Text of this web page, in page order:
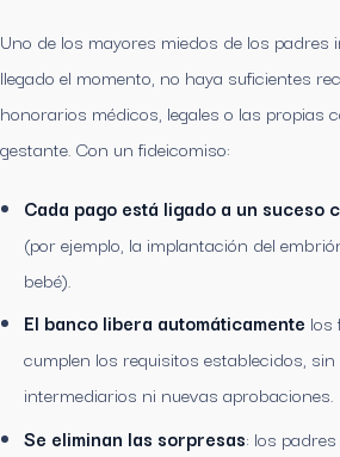
Uno de los mayores miedos de los padres
llegado el momento, no haya suficientes
honorarios médicos, legales o las propias
gestante. Con un fideicomiso:
Cada pago está ligado a un suceso
(por ejemplo, la implantación del
bebé).
El banco libera automáticamente los
cumplen los requisitos establecidos,
intermediarios ni nuevas aprobaciones.
Se eliminan las sorpresas: los